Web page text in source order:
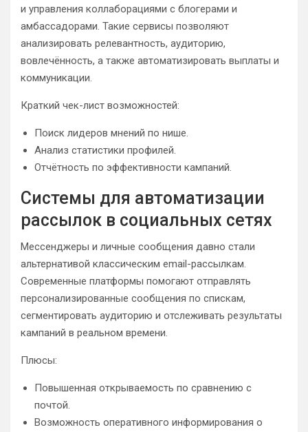
и управления коллаборациями с блогерами и
амбассадорами. Такие сервисы позволяют
анализировать релевантность, аудиторию,
вовлечённость, а также автоматизировать выплаты и
коммуникации.
Краткий чек-лист возможностей:
Поиск лидеров мнений по нише.
Анализ статистики профилей.
Отчётность по эффективности кампаний.
Системы для автоматизации
рассылок в социальных сетях
Мессенджеры и личные сообщения давно стали
альтернативой классическим email-рассылкам.
Современные платформы помогают отправлять
персонализированные сообщения по спискам,
сегментировать аудиторию и отслеживать результаты
кампаний в реальном времени.
Плюсы:
Повышенная открываемость по сравнению с
почтой.
Возможность оперативного информирования о